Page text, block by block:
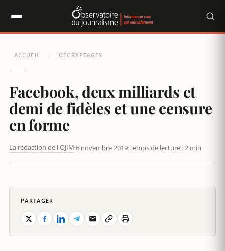
ACCUEIL / DÉCRYPTAGES
Facebook, deux milliards et
demi de fidèles et une censure
en forme
La rédaction de l'OJIM 6 novembre 2019Temps de lecture : 2 min
PARTAGER
Panneau de gestion des cookies